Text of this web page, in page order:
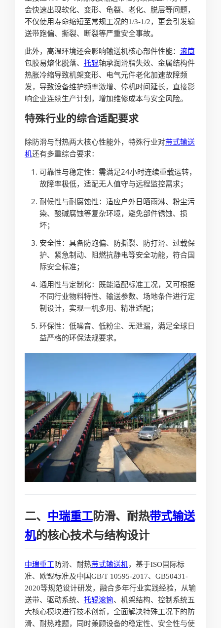
会快速出现软化、变形、龟裂、老化、脱层等问题，
不仅使用寿命缩短至常规工况的1/3-1/2，更会引发输
送带跑偏、撕裂、断裂等严重安全事故。
此外，高温环境还会影响输送机核心部件性能： 滚筒
包胶易熔化脱落、 托辊轴承润滑脂失效、金属结构件
热胀冷缩导致机架变形、电气元件老化加速故障频
发，导致设备维护频率激增、停机时间延长，直接影
响企业连续生产计划，增加维修成本与安全风险。
特殊行业的综合适配要求
除防滑与耐热两大核心性能外，特殊行业对带式输送
机还有多重综合要求：
可靠性与稳定性：需满足24小时连续重载运转，
故障率极低，适配无人值守与远程监控需求；
耐候性与耐腐蚀性：适应户外日晒雨淋、粉尘污
染、酸碱腐蚀等复杂环境，避免部件锈蚀、损
坏；
安全性：具备防跑偏、防撕裂、防打滑、过载保
护、紧急制动、阻燃抗静电等安全功能，符合国
际安全标准；
通用性与定制化：既能适配标准工况，又可根据
不同行业物料特性、输送参数、场地条件进行定
制设计，实现一机多用、精准适配；
环保性：低噪音、低粉尘、无泄漏，满足全球日
益严格的环保法规要求。
二、 中瑞重工防滑、耐热带式输送
机的核心技术与结构设计
中瑞重工 防滑、耐热带式输送机，基于ISO国际标
准、欧盟标准及中国GB/T 10595-2017、GB50431-
2020等规范设计研发，融合多年行业实践经验，从输
送带、驱动系统、 托辊滚筒、机架结构、控制系统五
大核心模块进行技术创新，全面解决特殊工况下的防
滑、耐热难题，同时兼顾设备的稳定性、安全性与使